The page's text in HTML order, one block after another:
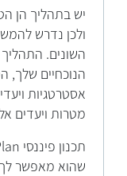
יש בתהליך הן
ולכן נדרש
השונים.
הנוכחיים שלך,
אסטרטגיות
מטרות ויעדים
שהוא מאפשר